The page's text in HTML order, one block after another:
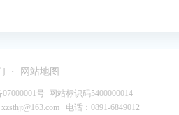
· 网站地图
号 网站标识码5400000014
电话：0891-6849012